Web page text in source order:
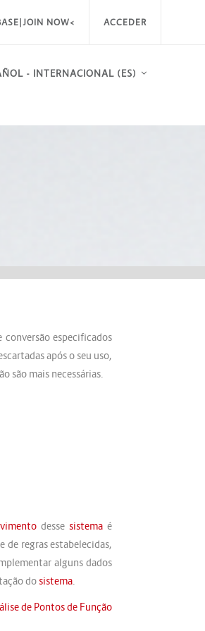
NOW< ACCEDER
- INTERNACIONAL ‎(ES)‎
conversão especificados
após o seu uso,
são mais necessárias.
dessesistema é
de regras estabelecidas,
alguns dados
dosistema.
de Pontos de Função